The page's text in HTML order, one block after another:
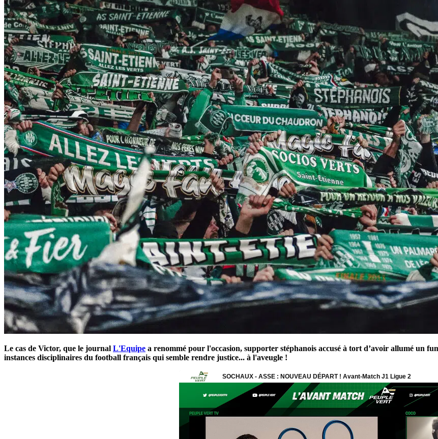
Le cas de Victor, que le journal L'Equipe a renommé pour l'occasion, supporter stéphanois accusé à tort d’avoir allumé un
instances disciplinaires du football français qui semble rendre justice... à l'aveugle !